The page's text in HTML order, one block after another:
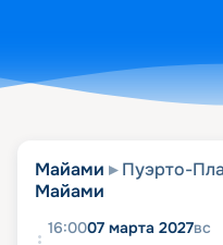
Майами Пуэрто-
Майами
16:0007 марта 2027вс